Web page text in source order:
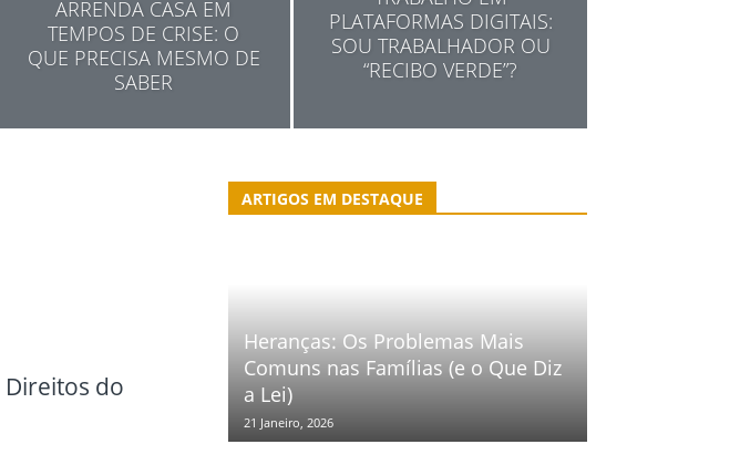
ARRENDA CASA EM
TEMPOS DE CRISE: O
QUE PRECISA MESMO DE
SABER
PLATAFORMAS DIGITAIS:
SOU TRABALHADOR OU
“RECIBO VERDE”?
Direitos do
ARTIGOS EM DESTAQUE
Heranças: Os Problemas Mais
Comuns nas Famílias (e o Que Diz
a Lei)
21 Janeiro, 2026